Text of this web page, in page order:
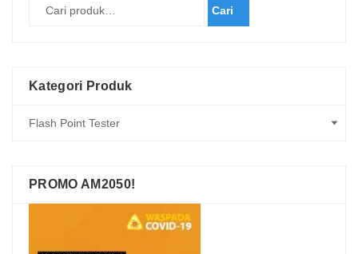
Cari
Kategori Produk
PROMO AM2050!